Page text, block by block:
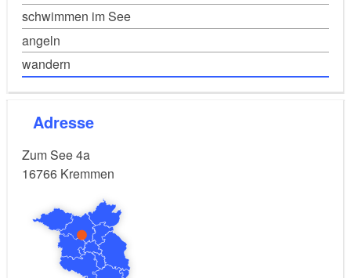
schwimmen im See
angeln
wandern
Adresse
Zum See 4a
16766 Kremmen